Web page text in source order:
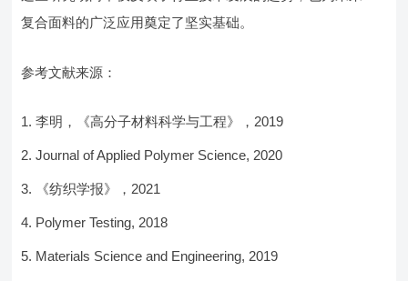
复合面料的广泛应用奠定了坚实基础。
参考文献来源：
李明，《高分子材料科学与工程》，2019
Journal of Applied Polymer Science, 2020
《纺织学报》，2021
Polymer Testing, 2018
Materials Science and Engineering, 2019